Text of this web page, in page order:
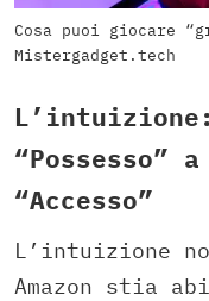
Cosa puoi giocare
Mistergadget.tech
“Possesso”
“Accesso”
L’intuizione
Amazon stia